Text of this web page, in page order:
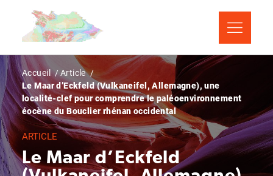
contenu
Fil
d'Ariane
Accueil
Article
Le Maar d’Eckfeld (Vulkaneifel, Allemagne), une
localité-clef pour comprendre le paléoenvironnement
éocène du Bouclier rhénan occidental
ARTICLE
Le Maar d’Eckfeld